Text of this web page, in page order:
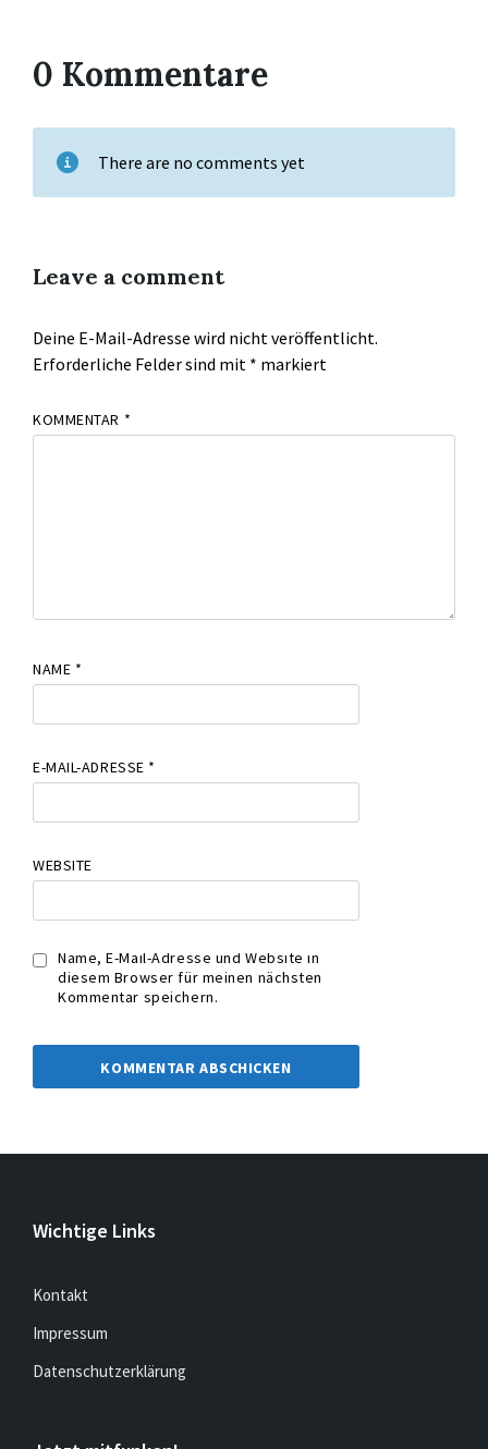
0 Kommentare
There are no comments yet
Leave a comment
Deine E-Mail-Adresse wird nicht veröffentlicht.
Erforderliche Felder sind mit * markiert
KOMMENTAR *
NAME *
E-MAIL-ADRESSE *
WEBSITE
Name, E-Mail-Adresse und Website in
diesem Browser für meinen nächsten
Kommentar speichern.
Wichtige Links
Kontakt
Impressum
Datenschutzerklärung